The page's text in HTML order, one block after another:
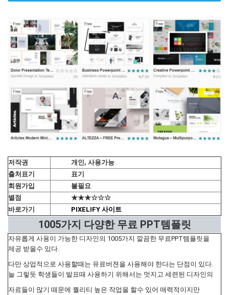
저작권
개인, 사용가능
출처표기
표기
회원가입
불필요
별점
★★★☆☆☆
바로가기
PIXELIFY 사이트
1005가지 다양한 무료 PPT템플릿
자유롭게 사용이 가능한 디자인의 1005가지 깔끔한 무료PPT템플릿을
제공 받을수 있다.
다만 상업적으로 사용할때는 유료버젼을 사용해야 한다는 단점이 있다.
늘 그렇듯 학생들이 발표때 사용하기 위해서는 멋지고 세련된 디자인의
자료들이 많기 때문에 퀄리티 높은 작업을 할수 있어 매력적이지만